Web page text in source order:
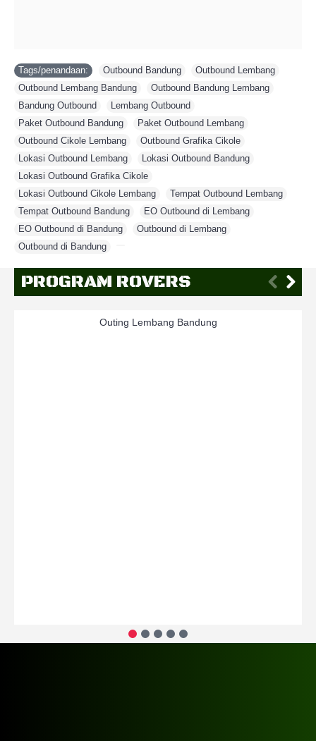
Tags/penandaan: Outbound Bandung Outbound Lembang
Outbound Lembang Bandung
Outbound Bandung Lembang
Bandung Outbound
Lembang Outbound
Paket Outbound Bandung
Paket Outbound Lembang
Outbound Cikole Lembang
Outbound Grafika Cikole
Lokasi Outbound Lembang
Lokasi Outbound Bandung
Lokasi Outbound Grafika Cikole
Lokasi Outbound Cikole Lembang
Tempat Outbound Lembang
Tempat Outbound Bandung
EO Outbound di Lembang
EO Outbound di Bandung
Outbound di Lembang
Outbound di Bandung
PROGRAM ROVERS
Outing Lembang Bandung